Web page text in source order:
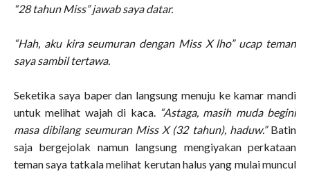
“28 tahun Miss” jawab saya datar.
“Hah, aku kira seumuran dengan Miss X lho” ucap teman
saya sambil tertawa.
Seketika saya baper dan langsung menuju ke kamar mandi
untuk melihat wajah di kaca. “Astaga, masih muda begini
masa dibilang seumuran Miss X (32 tahun), haduw.”Batin
saja bergejolak namun langsung mengiyakan perkataan
teman saya tatkala melihat kerutan halus yang mulai muncul